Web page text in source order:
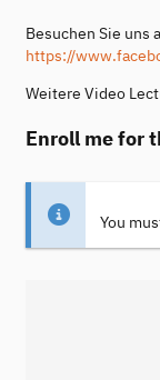
Besuchen Sie uns
https://
Weitere Video
Enroll me for
You